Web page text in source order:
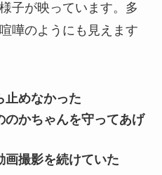
子が映っています。多
嘩のようにも見えます
止めなかった
のかちゃんを守ってあげ
画撮影を続けていた